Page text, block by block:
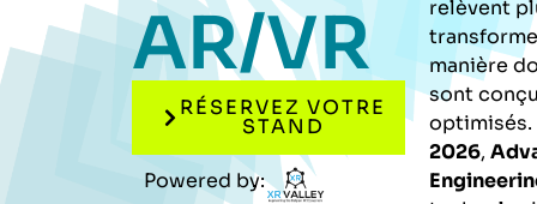
AR/VR
RÉSERVEZ VOTRE
STAND
Powered by:
relèvent
manière
sont
2026,